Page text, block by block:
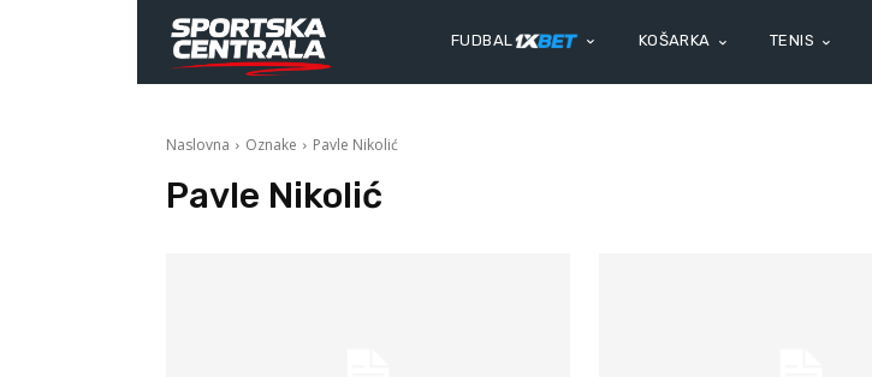
FUDBAL KOŠARKA TENIS
Naslovna Oznake Pavle Nikolić
Pavle Nikolić